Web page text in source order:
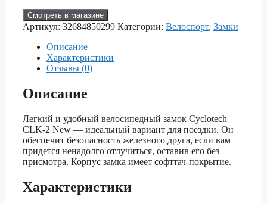
Смотреть в магазине
Артикул: 32684850299 Категории: Велоспорт, Замки
Описание
Характеристики
Отзывы (0)
Описание
Легкий и удобный велосипедный замок Cyclotech
CLK-2 New — идеальный вариант для поездки. Он
обеспечит безопасность железного друга, если вам
придется ненадолго отлучиться, оставив его без
присмотра. Корпус замка имеет софттач-покрытие.
Характеристики